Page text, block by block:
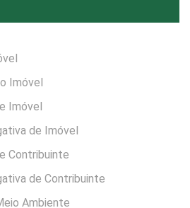
Imóvel
Imóvel
de Imóvel
Contribuinte
de Contribuinte
Ambiente